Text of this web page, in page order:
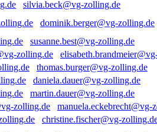
silvia.beck@vg-zolling.de
dominik.berger@vg-zolling.de
susanne.best@vg-zolling.de
thomas.burger@vg-zolling.de
daniela.dauer@vg-zolling.de
martin.dauer@vg-zolling.de
manuela.eckebrecht@vg-
christine.fischer@vg-